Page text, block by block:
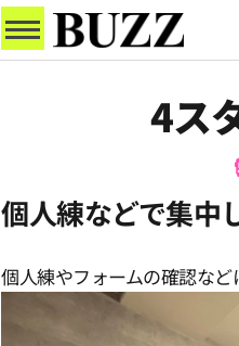
4ス
個人練などで集中
個人練やフォームの確認など